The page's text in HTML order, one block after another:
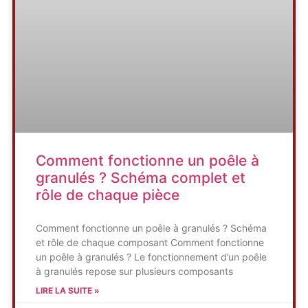
Comment fonctionne un poêle à
granulés ? Schéma complet et
rôle de chaque pièce
Comment fonctionne un poêle à granulés ? Schéma
et rôle de chaque composant Comment fonctionne
un poêle à granulés ? Le fonctionnement d’un poêle
à granulés repose sur plusieurs composants
LIRE LA SUITE »